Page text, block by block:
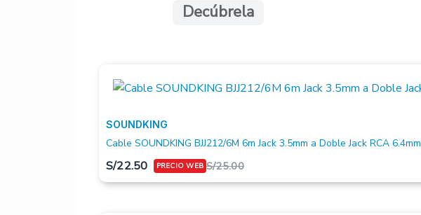
Decúbrela
SOUNDKING
Cable SOUNDKING BJJ212/6M 6m Jack 3.5mm a Doble Jack RCA 6.4mm
S/25.00
S/22.50